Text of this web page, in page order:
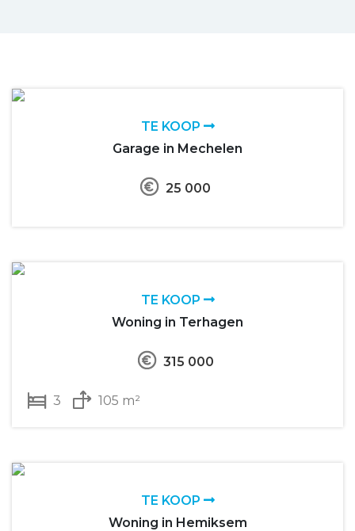
TE KOOP
Garage in Mechelen
25 000
TE KOOP
Woning in Terhagen
315 000
3 105 m²
TE KOOP
Woning in Hemiksem